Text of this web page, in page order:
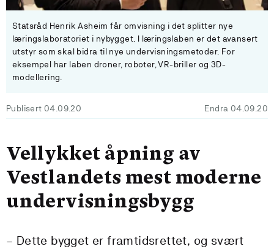
Statsråd Henrik Asheim får omvisning i det splitter nye
læringslaboratoriet i nybygget. I læringslaben er det avansert
utstyr som skal bidra til nye undervisningsmetoder. For
eksempel har laben droner, roboter, VR-briller og 3D-
modellering.
Publisert 04.09.20 Endra 04.09.20
Vellykket åpning av
Vestlandets mest moderne
undervisningsbygg
– Dette bygget er framtidsrettet, og svært